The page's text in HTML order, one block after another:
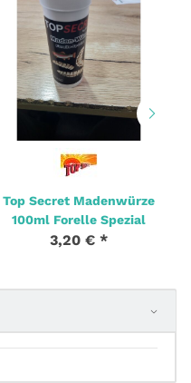
Top Secret Madenwürze
100ml Forelle Spezial
3,20 € *